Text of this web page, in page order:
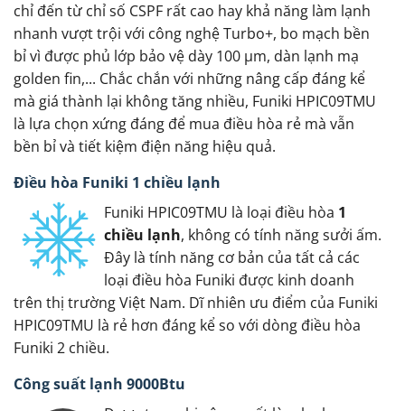
chỉ đến từ chỉ số CSPF rất cao hay khả năng làm lạnh
nhanh vượt trội với công nghệ Turbo+, bo mạch bền
bỉ vì được phủ lớp bảo vệ dày 100 µm, dàn lạnh mạ
golden fin,... Chắc chắn với những nâng cấp đáng kể
mà giá thành lại không tăng nhiều, Funiki HPIC09TMU
là lựa chọn xứng đáng để mua điều hòa rẻ mà vẫn
bền bỉ và tiết kiệm điện năng hiệu quả.
Điều hòa Funiki 1 chiều lạnh
Funiki HPIC09TMU là loại điều hòa 1
chiều lạnh, không có tính năng sưởi ấm.
Đây là tính năng cơ bản của tất cả các
loại điều hòa Funiki được kinh doanh
trên thị trường Việt Nam. Dĩ nhiên ưu điểm của Funiki
HPIC09TMU là rẻ hơn đáng kể so với dòng điều hòa
Funiki 2 chiều.
Công suất lạnh 9000Btu